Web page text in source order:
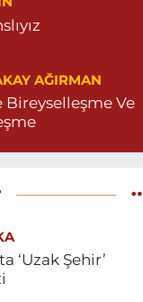
AĞIRMAN
Bireyselleşme Ve
‘Uzak Şehir’